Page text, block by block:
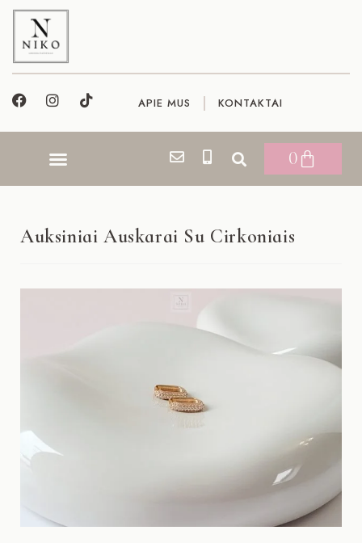
APIE MUS KONTAKTAI
0
Auksiniai Auskarai Su Cirkoniais